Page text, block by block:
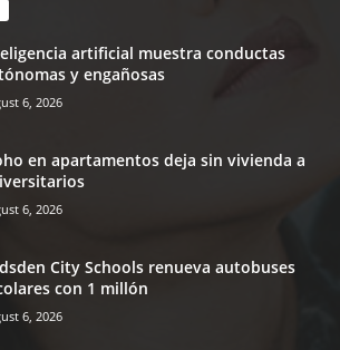
artificial muestra conductas
y engañosas
6, 2026
en apartamentos deja sin vivienda a
6, 2026
City Schools renueva autobuses
con 1 millón
6, 2026